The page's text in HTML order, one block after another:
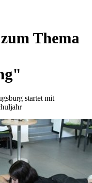
Thema
startet mit